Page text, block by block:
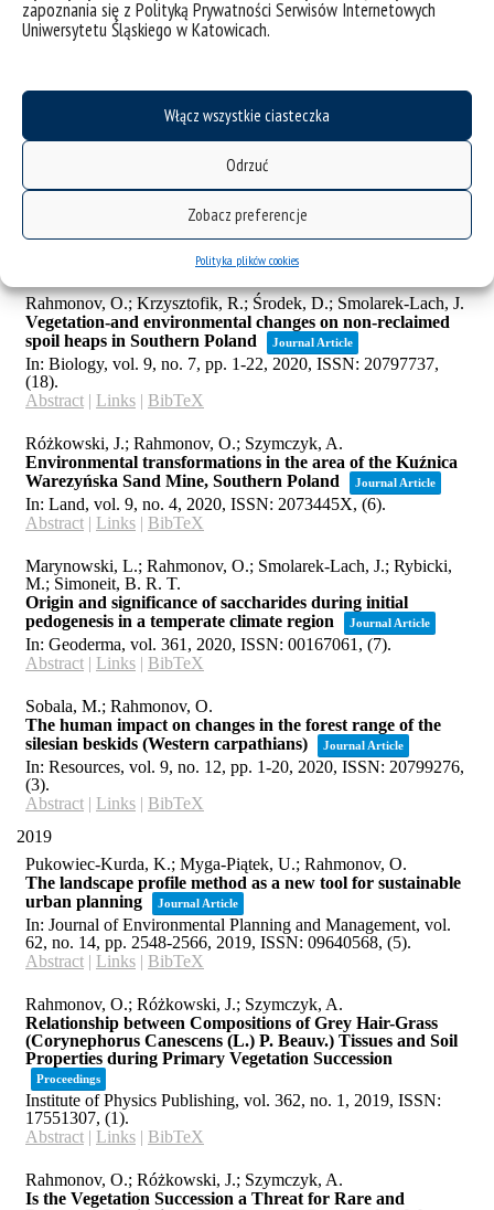
zapoznania się z Polityką Prywatności Serwisów Internetowych
Uniwersytetu Śląskiego w Katowicach.
Włącz wszystkie ciasteczka
Odrzuć
Zobacz preferencje
Polityka plików cookies